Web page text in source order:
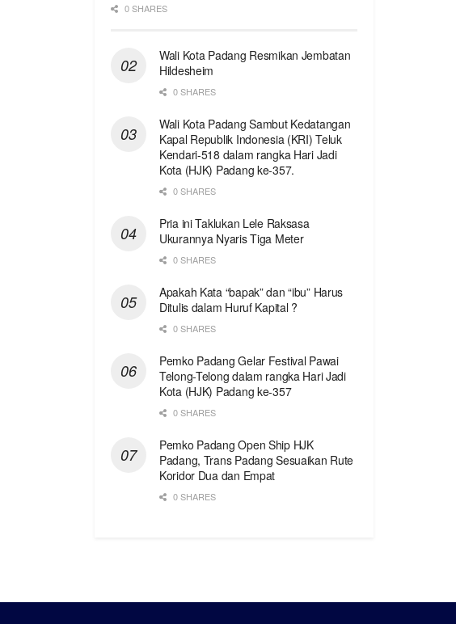
0 SHARES
Wali Kota Padang Resmikan Jembatan
Hildesheim
0 SHARES
Wali Kota Padang Sambut Kedatangan
Kapal Republik Indonesia (KRI) Teluk
Kendari-518 dalam rangka Hari Jadi
Kota (HJK) Padang ke-357.
0 SHARES
Pria ini Taklukan Lele Raksasa
Ukurannya Nyaris Tiga Meter
0 SHARES
Apakah Kata “bapak” dan “ibu” Harus
Ditulis dalam Huruf Kapital ?
0 SHARES
Pemko Padang Gelar Festival Pawai
Telong-Telong dalam rangka Hari Jadi
Kota (HJK) Padang ke-357
0 SHARES
Pemko Padang Open Ship HJK
Padang, Trans Padang Sesuaikan Rute
Koridor Dua dan Empat
0 SHARES